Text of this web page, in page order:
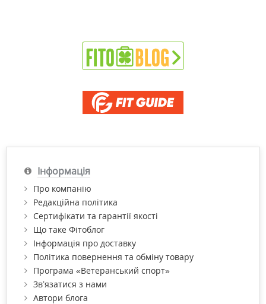
Інформація
Про компанію
Редакційна політика
Сертифікати та гарантії якості
Що таке Фітоблог
Інформація про доставку
Політика повернення та обміну товару
Програма «Ветеранський спорт»
Зв’язатися з нами
Автори блога